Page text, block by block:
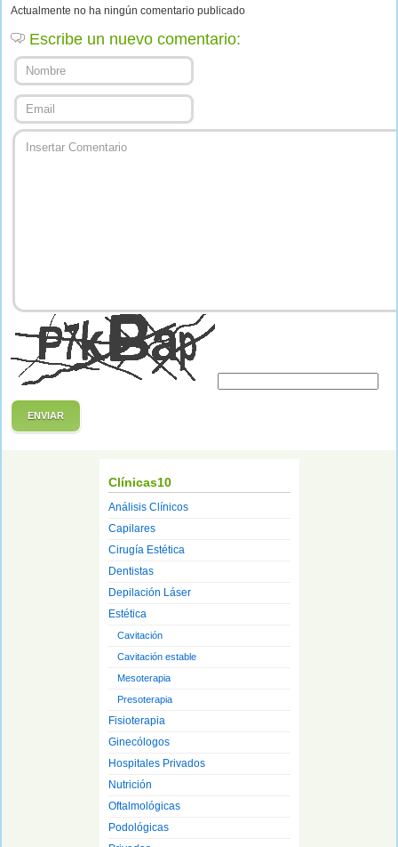
Actualmente no ha ningún comentario publicado
Escribe un nuevo comentario:
ENVIAR
Clínicas10
Análisis Clínicos
Capilares
Cirugía Estética
Dentistas
Depilación Láser
Estética
Cavitación
Cavitación estable
Mesoterapia
Presoterapia
Fisioterapia
Ginecólogos
Hospitales Privados
Nutrición
Oftalmológicas
Podológicas